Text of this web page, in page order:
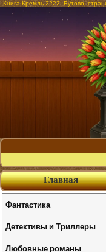
Книга Кремль 2222. Бутово,
Главная
Фантастика
Детективы и Триллеры
Любовные романы